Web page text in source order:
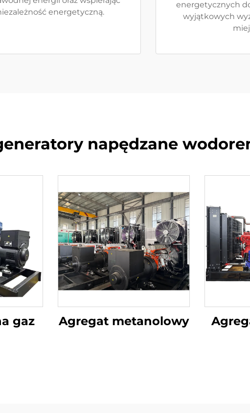
energetyczną.
energetycznych
wyjątkowych
napędzane
gaz
Agregat metanolowy